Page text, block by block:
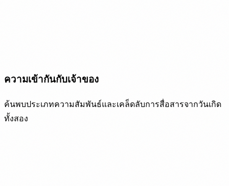
ความเข้ากันกับเจ้าของ
ค้นพบประเภทความสัมพันธ์และเคล็ดลับการสื่อสารจากวันเกิด
ทั้งสอง